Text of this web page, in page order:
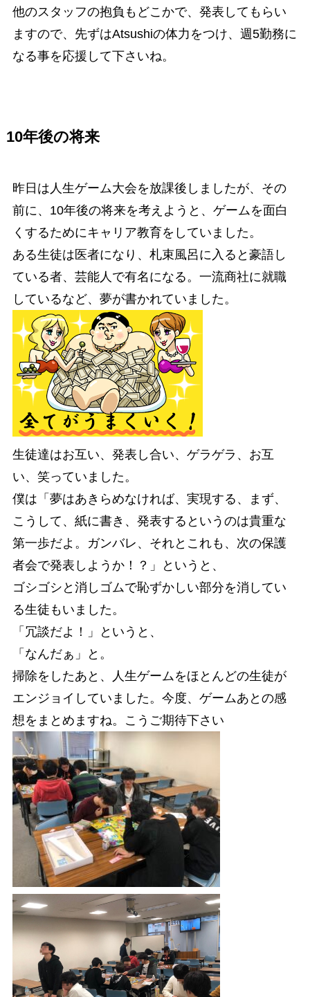
他のスタッフの抱負もどこかで、発表してもらい
ますので、先ずはAtsushiの体力をつけ、週5勤務に
なる事を応援して下さいね。
10年後の将来
昨日は人生ゲーム大会を放課後しましたが、その
前に、10年後の将来を考えようと、ゲームを面白
くするためにキャリア教育をしていました。
ある生徒は医者になり、札束風呂に入ると豪語し
ている者、芸能人で有名になる。一流商社に就職
しているなど、夢が書かれていました。
生徒達はお互い、発表し合い、ゲラゲラ、お互
い、笑っていました。
僕は「夢はあきらめなければ、実現する、まず、
こうして、紙に書き、発表するというのは貴重な
第一歩だよ。ガンバレ、それとこれも、次の保護
者会で発表しようか！？」というと、
ゴシゴシと消しゴムで恥ずかしい部分を消してい
る生徒もいました。
「冗談だよ！」というと、
「なんだぁ」と。
掃除をしたあと、人生ゲームをほとんどの生徒が
エンジョイしていました。今度、ゲームあとの感
想をまとめますね。こうご期待下さい